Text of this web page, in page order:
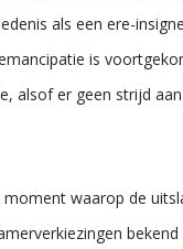
als een ere-
is
alsof er geen strijd
waarop de